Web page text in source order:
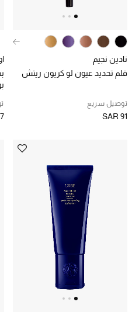
الرجال
المستلزمات المنزلية
تسوقوا الهدايا
المصممون
المصممون أ-ي
نادين نجيم
قلم تحديد عيون لو كريون ريتش
توصيل سريع
SAR 91